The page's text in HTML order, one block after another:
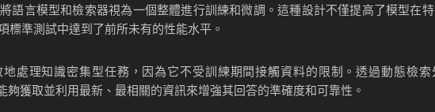
語言模型和檢索器視為一個整體進行訓練和微調。這種設計不僅提高了模型在
準測試中達到了前所未有的性能水平。
處理知識密集型任務，因為它不受訓練期間接觸資料的限制。透過動態檢
獲取並利用最新、最相關的資訊來增強其回答的準確度和可靠性。